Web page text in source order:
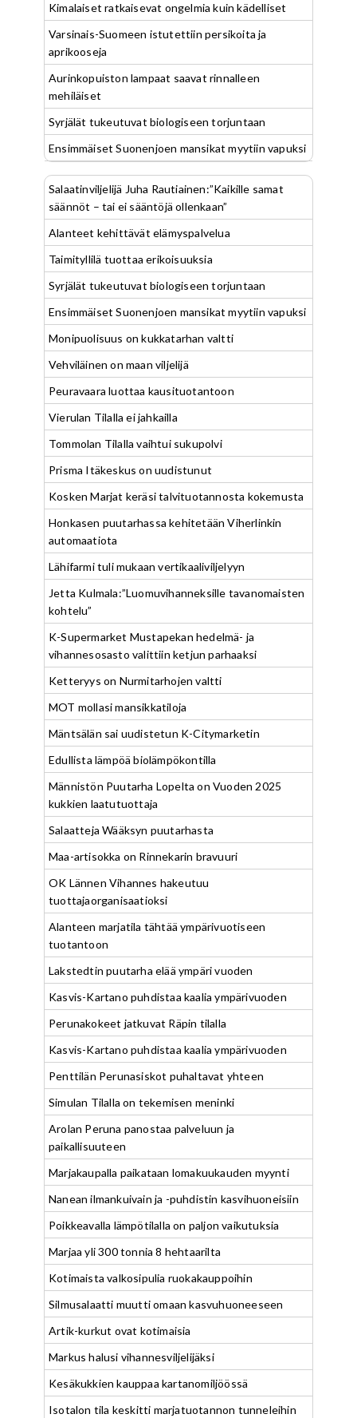
Kimalaiset ratkaisevat ongelmia kuin kädelliset
Varsinais-Suomeen istutettiin persikoita ja
aprikooseja
Aurinkopuiston lampaat saavat rinnalleen
mehiläiset
Syrjälät tukeutuvat biologiseen torjuntaan
Ensimmäiset Suonenjoen mansikat myytiin vapuksi
Salaatinviljelijä Juha Rautiainen:”Kaikille samat
säännöt – tai ei sääntöjä ollenkaan”
Alanteet kehittävät elämyspalvelua
Taimityllilä tuottaa erikoisuuksia
Syrjälät tukeutuvat biologiseen torjuntaan
Ensimmäiset Suonenjoen mansikat myytiin vapuksi
Monipuolisuus on kukkatarhan valtti
Vehviläinen on maan viljelijä
Peuravaara luottaa kausituotantoon
Vierulan Tilalla ei jahkailla
Tommolan Tilalla vaihtui sukupolvi
Prisma Itäkeskus on uudistunut
Kosken Marjat keräsi talvituotannosta kokemusta
Honkasen puutarhassa kehitetään Viherlinkin
automaatiota
Lähifarmi tuli mukaan vertikaaliviljelyyn
Jetta Kulmala:”Luomuvihanneksille tavanomaisten
kohtelu”
K-Supermarket Mustapekan hedelmä- ja
vihannesosasto valittiin ketjun parhaaksi
Ketteryys on Nurmitarhojen valtti
MOT mollasi mansikkatiloja
Mäntsälän sai uudistetun K-Citymarketin
Edullista lämpöä biolämpökontilla
Männistön Puutarha Lopelta on Vuoden 2025
kukkien laatutuottaja
Salaatteja Wääksyn puutarhasta
Maa-artisokka on Rinnekarin bravuuri
OK Lännen Vihannes hakeutuu
tuottajaorganisaatioksi
Alanteen marjatila tähtää ympärivuotiseen
tuotantoon
Lakstedtin puutarha elää ympäri vuoden
Kasvis-Kartano puhdistaa kaalia ympärivuoden
Perunakokeet jatkuvat Räpin tilalla
Kasvis-Kartano puhdistaa kaalia ympärivuoden
Penttilän Perunasiskot puhaltavat yhteen
Simulan Tilalla on tekemisen meninki
Arolan Peruna panostaa palveluun ja
paikallisuuteen
Marjakaupalla paikataan lomakuukauden myynti
Nanean ilmankuivain ja -puhdistin kasvihuoneisiin
Poikkeavalla lämpötilalla on paljon vaikutuksia
Marjaa yli 300 tonnia 8 hehtaarilta
Kotimaista valkosipulia ruokakauppoihin
Silmusalaatti muutti omaan kasvuhuoneeseen
Artik-kurkut ovat kotimaisia
Markus halusi vihannesviljelijäksi
Kesäkukkien kauppaa kartanomiljöössä
Isotalon tila keskitti marjatuotannon tunneleihin